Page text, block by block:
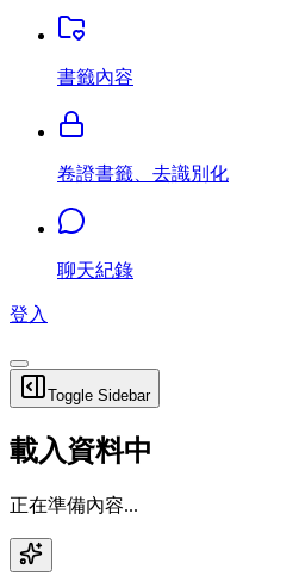
書籤內容
卷證書籤、去識別化
聊天紀錄
登入
Toggle Sidebar
載入資料中
正在準備內容...